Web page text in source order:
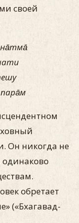
своей
Он никогда не
одинаково
обретает
(«Бхагавад-